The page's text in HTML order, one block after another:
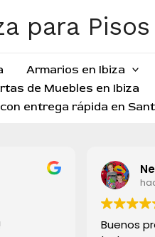
para
Armarios en Ibiza
de Muebles en Ibiza
entrega rápida en
Buenos